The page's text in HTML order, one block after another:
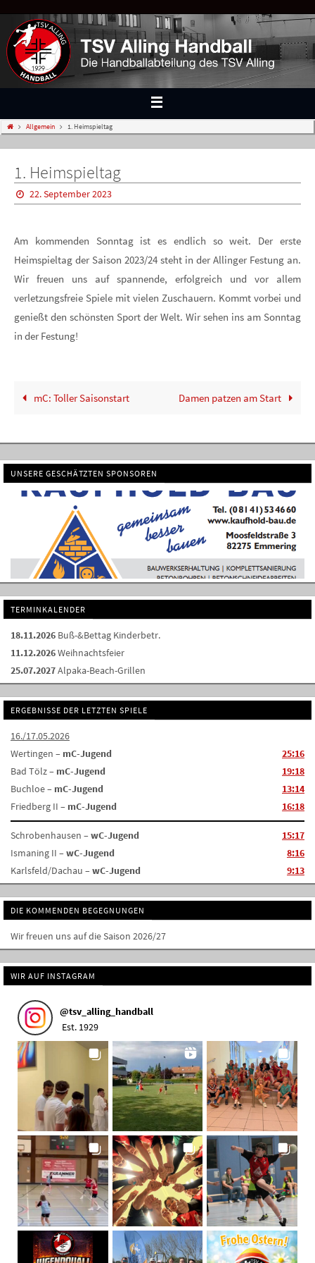
Allgemein 1. Heimspieltag
1. Heimspieltag
22. September 2023
Am kommenden Sonntag ist es endlich so weit. Der erste
Heimspieltag der Saison 2023/24 steht in der Allinger Festung an.
Wir freuen uns auf spannende, erfolgreich und vor allem
verletzungsfreie Spiele mit vielen Zuschauern. Kommt vorbei und
genießt den schönsten Sport der Welt. Wir sehen ins am Sonntag
in der Festung!
mC: Toller Saisonstart Damen patzen am Start
UNSERE GESCHÄTZTEN SPONSOREN
TERMINKALENDER
18.11.2026 Buß-&Bettag Kinderbetr.
11.12.2026Weihnachtsfeier
25.07.2027Alpaka-Beach-Grillen
ERGEBNISSE DER LETZTEN SPIELE
16./17.05.2026
Wertingen – mC-Jugend
25:16
Bad Tölz – mC-Jugend
19:18
Buchloe – mC-Jugend
13:14
Friedberg II – mC-Jugend 16:18
Schrobenhausen –wC-Jugend
15:17
Ismaning II –wC-Jugend
8:16
Karlsfeld/Dachau –wC-Jugend 9:13
DIE KOMMENDEN BEGEGNUNGEN
Wir freuen uns auf die Saison 2026/27
WIR AUF INSTAGRAM
@tsv_alling_handball
Est. 1929